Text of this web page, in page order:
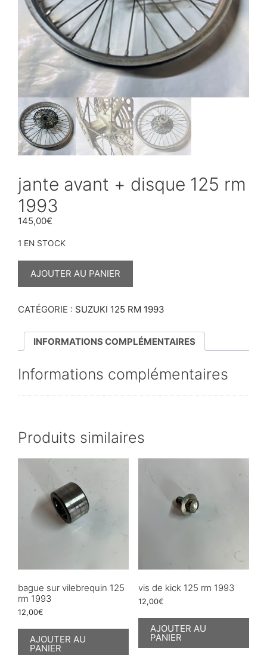
jante avant + disque 125 rm
1993
145,00€
1 EN STOCK
QUANTITÉ
DISQUE
1993
AJOUTER AU PANIER
CATÉGORIE : SUZUKI 125 RM 1993
INFORMATIONS COMPLÉMENTAIRES
Informations complémentaires
Produits similaires
bague sur vilebrequin 125
rm 1993
12,00€
AJOUTER AU
PANIER
vis de kick 125 rm 1993
12,00€
AJOUTER AU
PANIER